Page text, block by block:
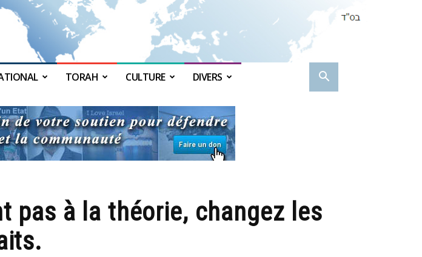
TORAH CULTURE DIVERS
pas à la théorie, changez les